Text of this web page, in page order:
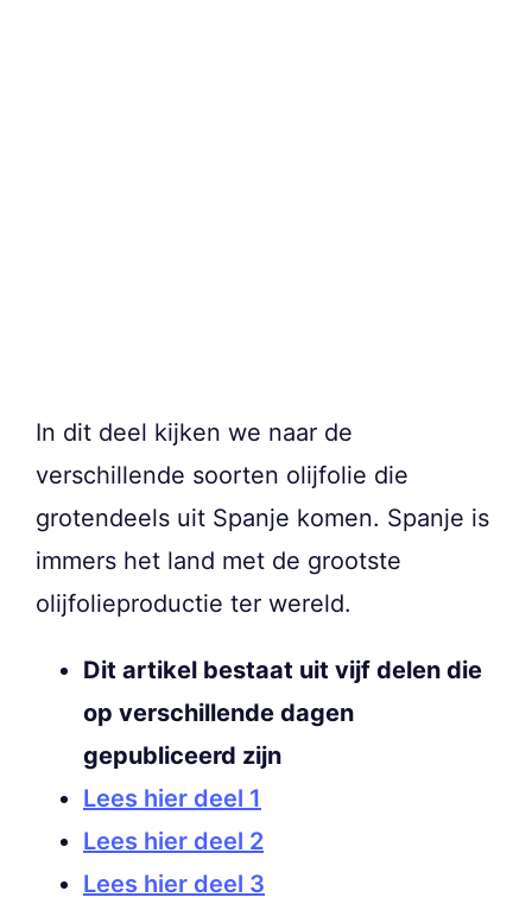
In dit deel kijken we naar de
verschillende soorten olijfolie die
grotendeels uit Spanje komen. Spanje is
immers het land met de grootste
olijfolieproductie ter wereld.
Dit artikel bestaat uit vijf delen die
op verschillende dagen
gepubliceerd zijn
Lees hier deel 1
Lees hier deel 2
Lees hier deel 3